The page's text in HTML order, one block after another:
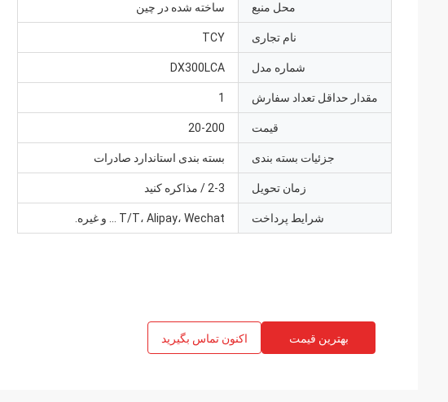
محل منبع ساخته شده در چین
نام تجاری TCY
شماره مدل DX300LCA
مقدار حداقل تعداد سفارش 1
قیمت 20-200
جزئیات بسته بندی بسته بندی استاندارد صادرات
زمان تحویل 2-3 / مذاکره کنید
شرایط پرداخت T/T، Alipay، Wechat ... و غیره.
بهترین قیمت اکنون تماس بگیرید